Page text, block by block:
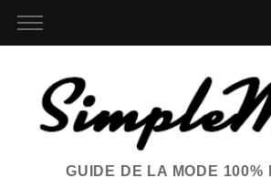
GUIDE DE LA MODE 100%